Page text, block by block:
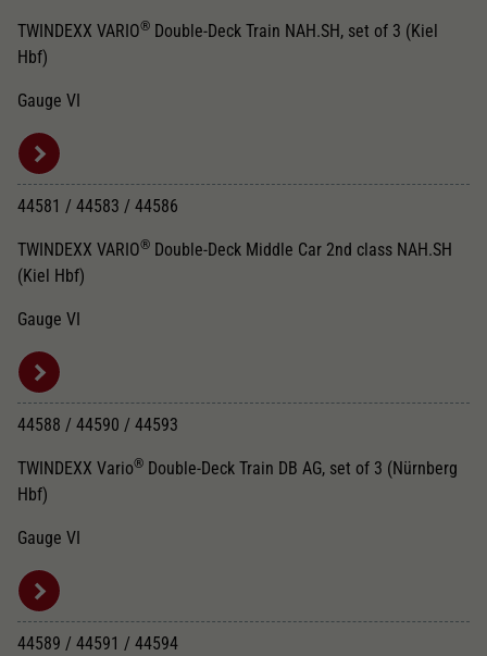
TWINDEXX VARIO® Double-Deck Train NAH.SH, set of 3 (Kiel
Hbf)
Gauge VI
44581 / 44583 / 44586
TWINDEXX VARIO® Double-Deck Middle Car 2nd class NAH.SH
(Kiel Hbf)
Gauge VI
44588 / 44590 / 44593
TWINDEXX Vario® Double-Deck Train DB AG, set of 3 (Nürnberg
Hbf)
Gauge VI
44589 / 44591 / 44594